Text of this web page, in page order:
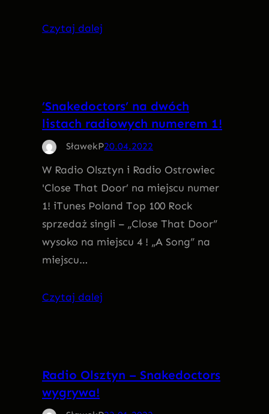
Czytaj dalej
’Snakedoctors’ na dwóch
listach radiowych numerem 1!
SławekP20.04.2022
W Radio Olsztyn i Radio Ostrowiec
'Close That Door’ na miejscu numer
1! iTunes Poland Top 100 Rock
sprzedaż singli – „Close That Door”
wysoko na miejscu 4 ! „A Song” na
miejscu…
Czytaj dalej
Radio Olsztyn – Snakedoctors
wygrywa!